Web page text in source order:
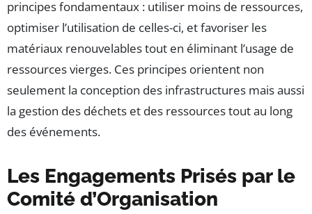
principes fondamentaux : utiliser moins de ressources,
optimiser l’utilisation de celles-ci, et favoriser les
matériaux renouvelables tout en éliminant l’usage de
ressources vierges. Ces principes orientent non
seulement la conception des infrastructures mais aussi
la gestion des déchets et des ressources tout au long
des événements.
Les Engagements Prisés par le
Comité d’Organisation